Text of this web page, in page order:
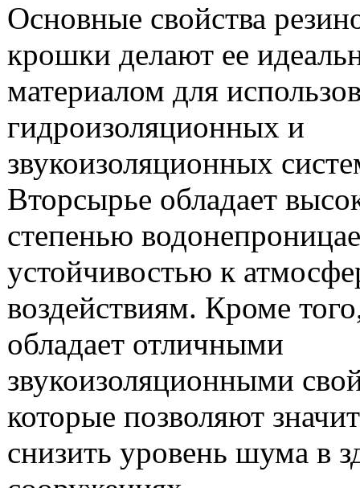
Основные свойства
крошки делают ее
материалом для
гидроизоляционных и
звукоизоляционных
Вторсырье обладает
степенью
устойчивостью к
воздействиям. Кроме
обладает отличными
звукоизоляционными
которые позволяют
снизить уровень шума в